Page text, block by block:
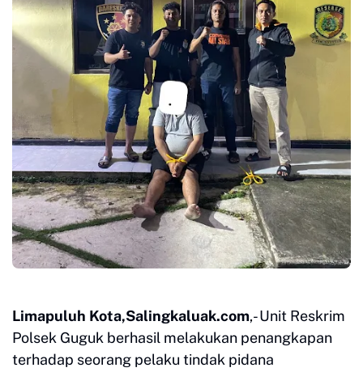
Limapuluh Kota,Salingkaluak.com,- Unit Reskrim
Polsek Guguk berhasil melakukan penangkapan
terhadap seorang pelaku tindak pidana